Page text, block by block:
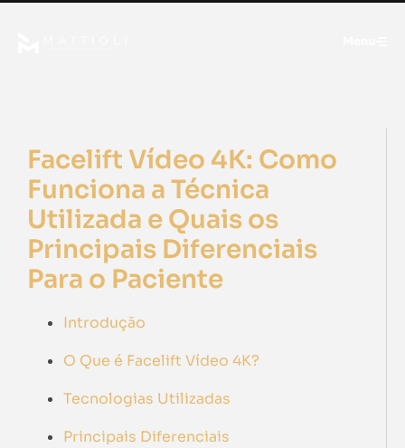
Facelift Vídeo 4K: Como
Funciona a Técnica
Utilizada e Quais os
Principais Diferenciais
Para o Paciente
Introdução
O Que é Facelift Vídeo 4K?
Tecnologias Utilizadas
Principais Diferenciais